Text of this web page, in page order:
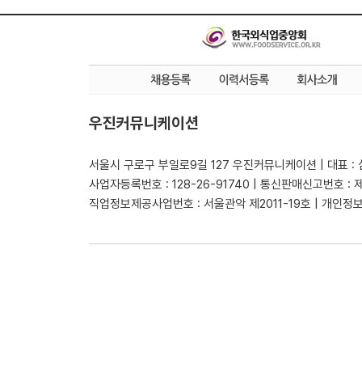
우진커뮤니케이션
서울시 구로구 부일로9길 127 우진커뮤니케이션 | 대표 :
사업자등록번호 : 128-26-91740 | 통신판매신고번호 :
직업정보제공사업번호 : 서울관악 제2011-19호 | 개인정